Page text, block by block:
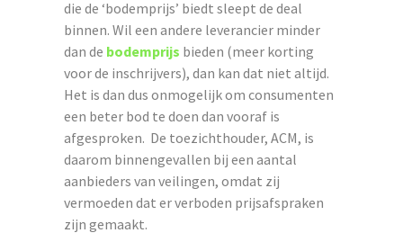
die de ‘bodemprijs’ biedt sleept de deal
binnen. Wil een andere leverancier minder
dan de bodemprijs bieden (meer korting
voor de inschrijvers), dan kan dat niet altijd.
Het is dan dus onmogelijk om consumenten
een beter bod te doen dan vooraf is
afgesproken. De toezichthouder, ACM, is
daarom binnengevallen bij een aantal
aanbieders van veilingen, omdat zij
vermoeden dat er verboden prijsafspraken
zijn gemaakt.